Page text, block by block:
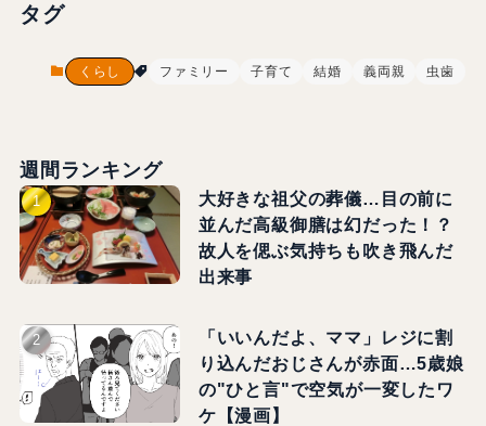
タグ
くらし ファミリー 子育て 結婚 義両親 虫歯
週間ランキング
大好きな祖父の葬儀…目の前に
並んだ高級御膳は幻だった！？
故人を偲ぶ気持ちも吹き飛んだ
出来事
「いいんだよ、ママ」レジに割
り込んだおじさんが赤面…5歳娘
の"ひと言"で空気が一変したワ
ケ【漫画】